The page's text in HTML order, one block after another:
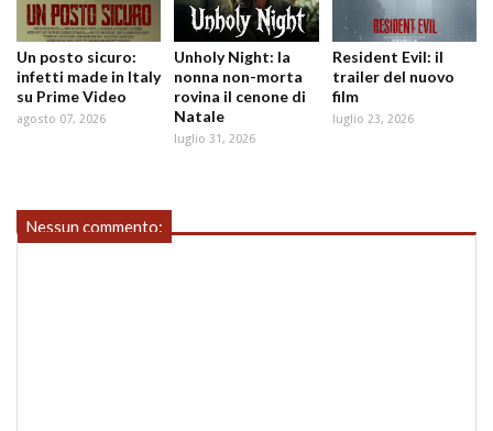
Un posto sicuro:
infetti made in Italy
su Prime Video
agosto 07, 2026
Unholy Night: la
nonna non-morta
rovina il cenone di
Natale
luglio 31, 2026
Resident Evil: il
trailer del nuovo
film
luglio 23, 2026
Nessun commento: